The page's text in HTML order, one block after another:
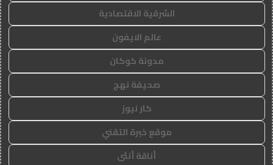
الشرقية الاقتصادية
عالم الايفون
مدونة كوكان
صحيفة نهج
كار نيوز
موقع خبرة التقني
أناقة أنثى